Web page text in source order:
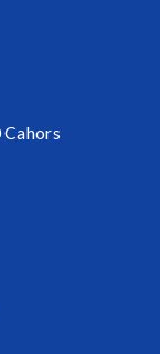
Cahors